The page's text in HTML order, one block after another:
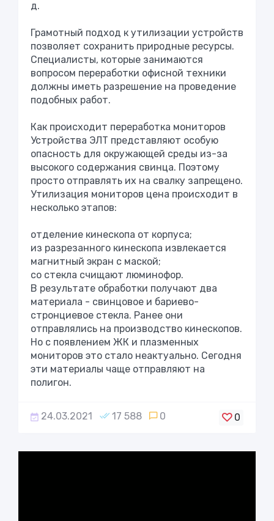
д.
Грамотный подход к утилизации устройств
позволяет сохранить природные ресурсы.
Специалисты, которые занимаются
вопросом переработки офисной техники
должны иметь разрешение на проведение
подобных работ.
Как происходит переработка мониторов
Устройства ЭЛТ представляют особую
опасность для окружающей среды из-за
высокого содержания свинца. Поэтому
просто отправлять их на свалку запрещено.
Утилизация мониторов цена происходит в
несколько этапов:
отделение кинескопа от корпуса;
из разрезанного кинескопа извлекается
магнитный экран с маской;
со стекла счищают люминофор.
В результате обработки получают два
материала - свинцовое и бариево-
стронциевое стекла. Ранее они
отправлялись на производство кинескопов.
Но с появлением ЖК и плазменных
мониторов это стало неактуально. Сегодня
эти материалы чаще отправляют на
полигон.
24.03.2021 17 588 0 0